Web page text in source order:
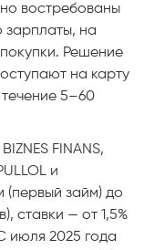
востребованы
зарплаты, на
Решение
на карту
5–60
FINANS,
и
займ) до
ставки — от 1,5%
июля 2025 года